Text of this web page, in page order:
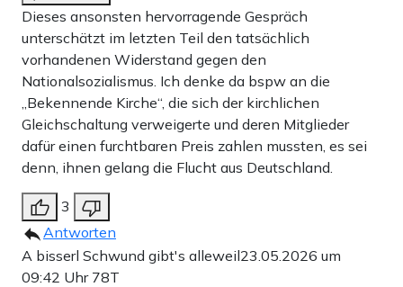
Dieses ansonsten hervorragende Gespräch
unterschätzt im letzten Teil den tatsächlich
vorhandenen Widerstand gegen den
Nationalsozialismus. Ich denke da bspw an die
„Bekennende Kirche“, die sich der kirchlichen
Gleichschaltung verweigerte und deren Mitglieder
dafür einen furchtbaren Preis zahlen mussten, es sei
denn, ihnen gelang die Flucht aus Deutschland.
3
Antworten
A bisserl Schwund gibt's alleweil23.05.2026 um
09:42 Uhr 78T